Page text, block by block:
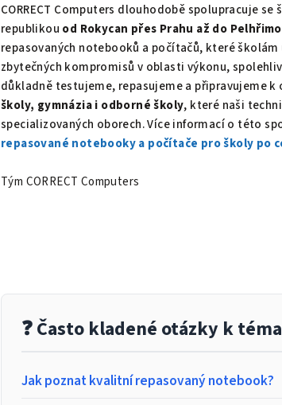
CORRECT Computers dlouhodobě spolupracuje
republikou od Rokycan přes Prahu až do
repasovaných notebooků a počítačů, které
zbytečných kompromisů v oblasti výkonu,
důkladně testujeme, repasujeme a připravujeme
školy, gymnázia i odborné školy, které naši
specializovaných oborech. Více informací o této
repasované notebooky a počítače pro školy po
Tým CORRECT Computers
❓ Často kladené otázky k
Jak poznat kvalitní repasovaný notebook?